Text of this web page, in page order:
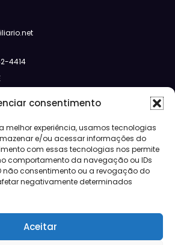
consentimento
melhor experiência, usamos tecnologias
e/ou acessar informações do
com essas tecnologias nos permite
comportamento da navegação ou IDs
não consentimento ou a revogação do
negativamente determinados
Aceitar
4414